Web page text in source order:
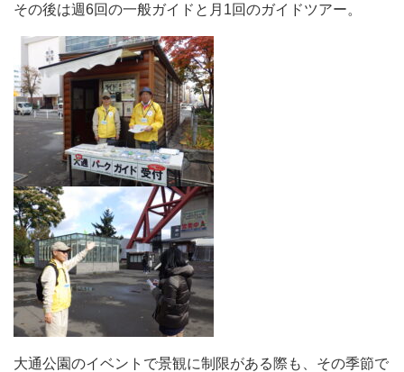
その後は週6回の一般ガイドと月1回のガイドツアー。
大通公園のイベントで景観に制限がある際も、その季節で